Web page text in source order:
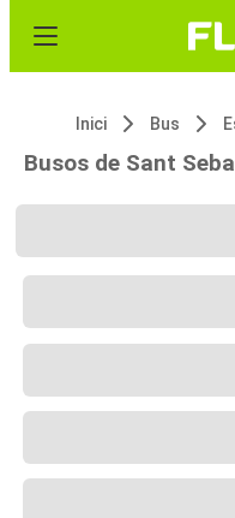
Inici Bus
Busos de Sant